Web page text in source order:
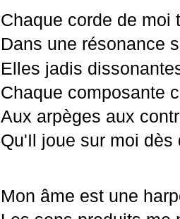
Chaque corde de moi
Dans une résonance
Elles jadis
Chaque composante
Aux arpèges aux
Qu'Il joue sur moi
Mon âme est une